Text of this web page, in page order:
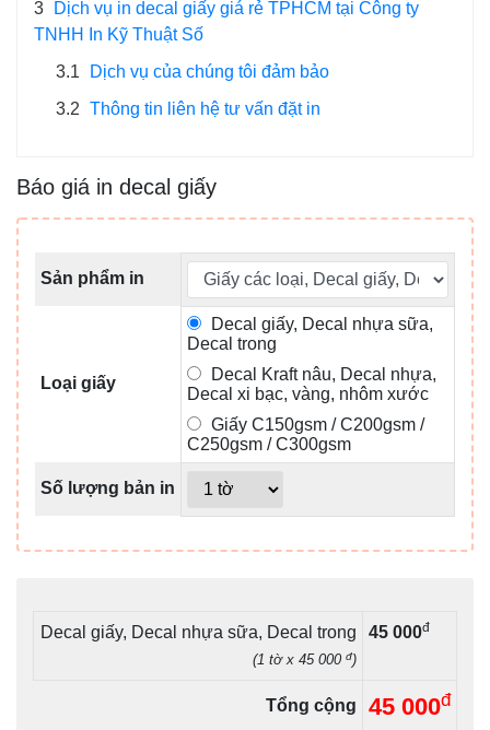
3
Dịch vụ in decal giấy giá rẻ TPHCM tại Công ty
TNHH In Kỹ Thuật Số
3.1
Dịch vụ của chúng tôi đảm bảo
3.2 Thông tin liên hệ tư vấn đặt in
Báo giá in decal giấy
Sản phẩm in
Loại giấy
Decal giấy, Decal nhựa sữa,
Decal trong
Decal Kraft nâu, Decal nhựa,
Decal xi bạc, vàng, nhôm xước
Giấy C150gsm / C200gsm /
C250gsm / C300gsm
Số lượng bản in
Decal giấy, Decal nhựa sữa, Decal trong
(1 tờ x 45 000 đ)
45 000đ
Tổng cộng 45 000đ